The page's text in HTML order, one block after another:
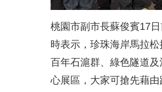
桃園市副市長蘇俊賓17
時表示，珍珠海岸馬拉
百年石滬群、綠色隧道
心展區，大家可搶先藉